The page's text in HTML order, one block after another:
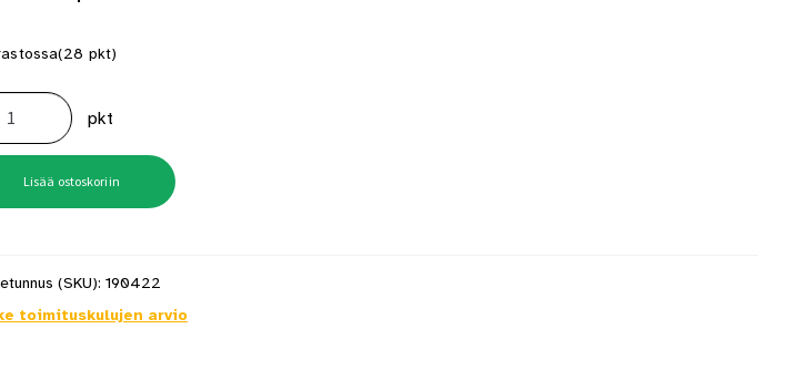
(28 pkt)
pkt
Lisää ostoskoriin
(SKU): 190422
toimituskulujen arvio